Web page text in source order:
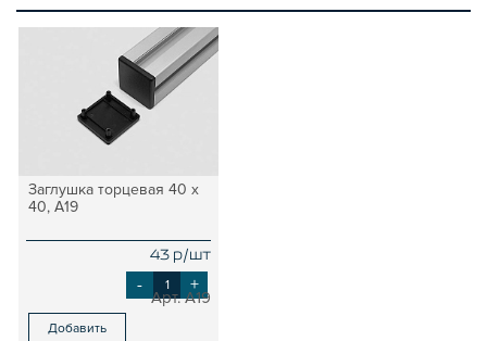
Заглушка торцевая 40 х
40, A19
43 р/шт
- +
A19
Добавить